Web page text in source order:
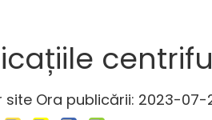
Ora publicării: 2023-07-